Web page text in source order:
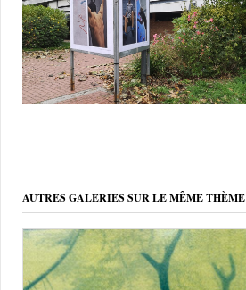
AUTRES GALERIES SUR LE MÊME THÈME